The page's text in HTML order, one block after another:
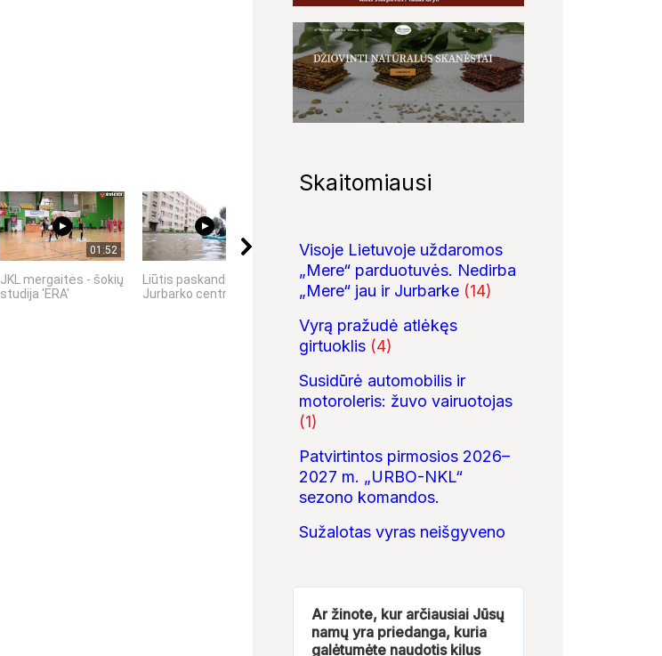
01:52
JKL mergaitės - šokių
studija 'ERA'
01:35
Liūtis paskandino
Jurbarko centrą
02:03
Žygiai prie Dubysos
Karo istorijos klubo
'Grenadierius'
Skaitomiausi
Visoje Lietuvoje uždaromos
„Mere“ parduotuvės. Nedirba
„Mere“ jau ir Jurbarke (14)
Vyrą pražudė atlėkęs
girtuoklis (4)
Susidūrė automobilis ir
motoroleris: žuvo vairuotojas
(1)
Patvirtintos pirmosios 2026–
2027 m. „URBO-NKL“
sezono komandos.
Sužalotas vyras neišgyveno
Ar žinote, kur arčiausiai Jūsų
namų yra priedanga, kuria
galėtumėte naudotis kilus